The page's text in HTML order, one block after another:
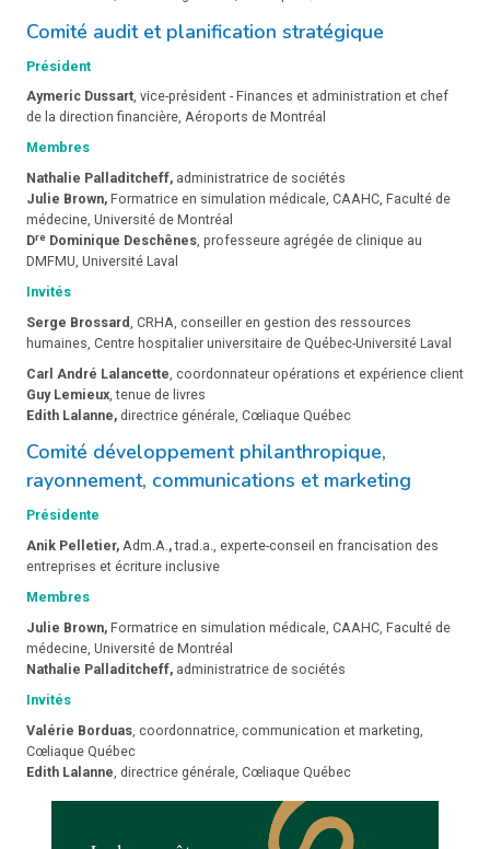
Comité audit et planification stratégique
Président
Aymeric Dussart, vice-président - Finances et administration et chef
de la direction financière, Aéroports de Montréal
Membres
Nathalie Palladitcheff,administratrice de sociétés
Julie Brown, Formatrice en simulation médicale, CAAHC, Faculté de
médecine, Université de Montréal
DreDominique Deschênes, professeure agrégée de clinique au
DMFMU, Université Laval
Invités
Serge Brossard , CRHA, conseiller en gestion des ressources
humaines, Centre hospitalier universitaire de Québec-Université Laval
Carl André Lalancette , coordonnateur opérations et expérience client
Guy Lemieux, tenue de livres
Edith Lalanne, directrice générale, Cœliaque Québec
Comité développement philanthropique,
rayonnement, communications et marketing
Présidente
Anik Pelletier,Adm.A.,trad.a., experte-conseil en francisation des
entreprises et écriture inclusive
Membres
Julie Brown, Formatrice en simulation médicale, CAAHC, Faculté de
médecine, Université de Montréal
Nathalie Palladitcheff,administratrice de sociétés
Invités
Valérie Borduas, coordonnatrice, communication et marketing,
Cœliaque Québec
Edith Lalanne , directrice générale, Cœliaque Québec